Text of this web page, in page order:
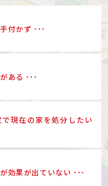
付かず ･･･
ある ･･･
現在の家を処分したい
効果が出ていない ･･･